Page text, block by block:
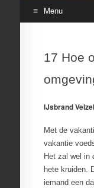
Menu
content17 Hoe
IJsbrand
Met de
vakantie
Het zal wel in
hete kruiden.
iemand een